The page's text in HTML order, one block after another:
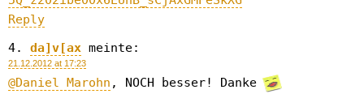
Reply
da]v[ax meinte:
21.12.2012 at 17:23
@Daniel Marohn , NOCH besser! Danke